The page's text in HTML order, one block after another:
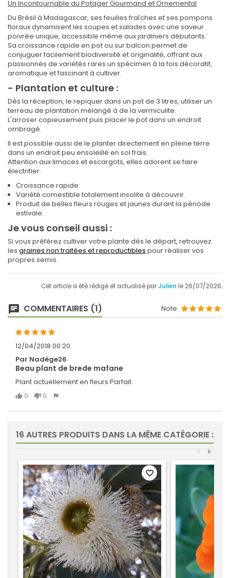
Un Incontournable du Potager Gourmand et Ornemental
Du Brésil à Madagascar, ses feuilles fraîches et ses pompons
floraux dynamisent les soupes et salades avec une saveur
poivrée unique, accessible même aux jardiniers débutants.
Sa croissance rapide en pot ou sur balcon permet de
conjuguer facilement biodiversité et originalité, offrant aux
passionnés de variétés rares un spécimen à la fois décoratif,
aromatique et fascinant à cultiver.
- Plantation et culture :
Dès la réception, le repiquer dans un pot de 3 litres, utiliser un
terreau de plantation mélangé à de la vermiculite.
L'arroser copieusement puis placer le pot dans un endroit
ombragé.
Il est possible aussi de le planter directement en pleine terre
dans un endroit peu ensoleillé en sol frais.
Attention aux limaces et escargots, elles adorent se faire
électrifier.
Croissance rapide.
Variété comestible totalement insolite à découvrir.
Produit de belles fleurs rouges et jaunes durant la période
estivale.
Je vous conseil aussi :
Si vous préférez cultiver votre plante dès le départ, retrouvez
les graines non traitées et reproductibles pour réaliser vos
propres semis.
Cet article a été rédigé et actualisé parJulien le 26/07/2026.
COMMENTAIRES (1) Note
12/04/2018 00:20
Par Nadège26
Beau plant de brede mafane
Plant actuellement en fleurs Parfait.
0
0
16 AUTRES PRODUITS DANS LA MÊME CATÉGORIE :
>
<
favorite_border